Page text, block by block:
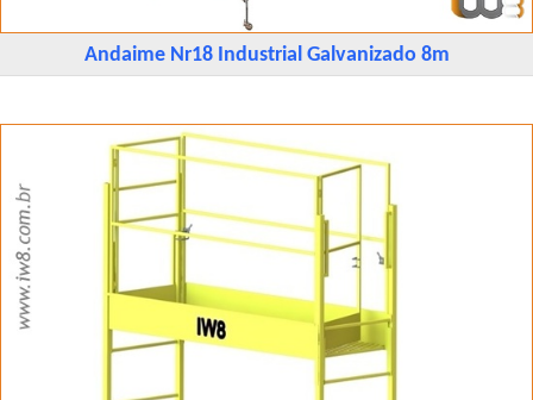
Andaime Nr18 Industrial Galvanizado 8m